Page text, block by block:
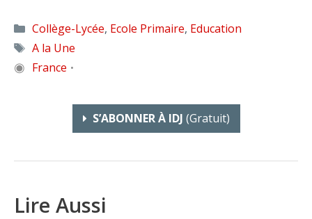
Catégories
Collège-Lycée, Ecole Primaire, Education
Étiquettes
A la Une
◉ France •
S’ABONNER À IDJ (gratuit)
Lire Aussi